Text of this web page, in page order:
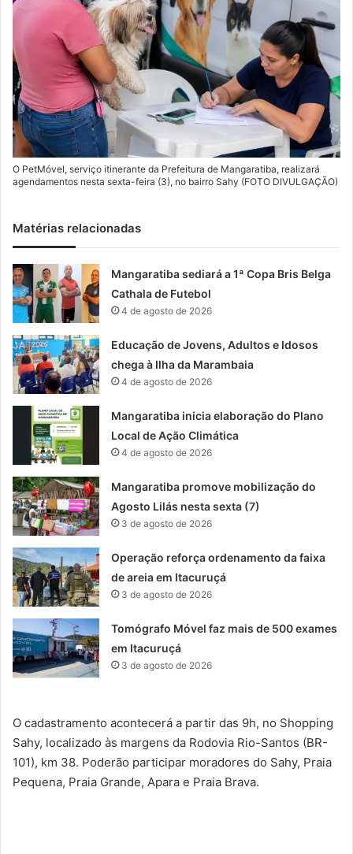
O PetMóvel, serviço itinerante da Prefeitura de Mangaratiba, realizará
agendamentos nesta sexta-feira (3), no bairro Sahy (FOTO DIVULGAÇÃO)
Matérias relacionadas
Mangaratiba sediará a 1ª Copa Bris Belga
Cathala de Futebol
4 de agosto de 2026
Educação de Jovens, Adultos e Idosos
chega à Ilha da Marambaia
4 de agosto de 2026
Mangaratiba inicia elaboração do Plano
Local de Ação Climática
4 de agosto de 2026
Mangaratiba promove mobilização do
Agosto Lilás nesta sexta (7)
3 de agosto de 2026
Operação reforça ordenamento da faixa
de areia em Itacuruçá
3 de agosto de 2026
Tomógrafo Móvel faz mais de 500 exames
em Itacuruçá
3 de agosto de 2026
O cadastramento acontecerá a partir das 9h, no Shopping
Sahy, localizado às margens da Rodovia Rio-Santos (BR-
101), km 38. Poderão participar moradores do Sahy, Praia
Pequena, Praia Grande, Apara e Praia Brava.